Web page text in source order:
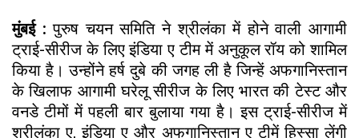
मुंबई : पुरुष चयन समिति ने श्रीलंका में होने वाली आगामी
ट्राई-सीरीज के लिए इंडिया ए टीम में अनुकूल रॉय को शामिल
किया है। उन्होंने हर्ष दुबे की जगह ली है जिन्हें अफगानिस्तान
के खिलाफ आगामी घरेलू सीरीज के लिए भारत की टेस्ट और
वनडे टीमों में पहली बार बुलाया गया है। इस ट्राई-सीरीज में
श्रीलंका ए, इंडिया ए और अफगानिस्तान ए टीमें हिस्सा लेंगी